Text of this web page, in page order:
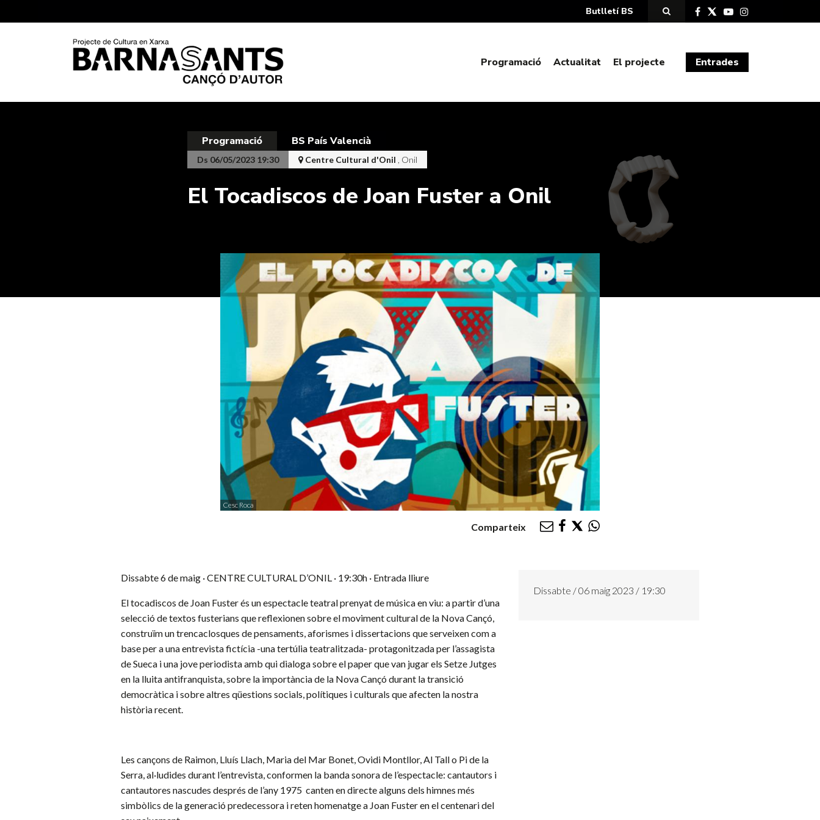
Butlletí BS
Programació Actualitat El projecte Entrades
Programació BS País Valencià
Ds 06/05/2023 19:30 Centre Cultural d'Onil , Onil
El Tocadiscos de Joan Fuster a Onil
Cesc Roca
Comparteix
Dissabte 6 de maig · CENTRE CULTURAL D’ONIL · 19:30h · Entrada lliure
El tocadiscos de Joan Fuster és un espectacle teatral prenyat de música en viu: a partir d’una
selecció de textos fusterians que reflexionen sobre el moviment cultural de la Nova Cançó,
construïm un trencaclosques de pensaments, aforismes i dissertacions que serveixen com a
base per a una entrevista fictícia -una tertúlia teatralitzada- protagonitzada per l’assagista
de Sueca i una jove periodista amb qui dialoga sobre el paper que van jugar els Setze Jutges
en la lluita antifranquista, sobre la importància de la Nova Cançó durant la transició
democràtica i sobre altres qüestions socials, polítiques i culturals que afecten la nostra
història recent.
Les cançons de Raimon, Lluís Llach, Maria del Mar Bonet, Ovidi Montllor, Al Tall o Pi de la
Serra, al·ludides durant l’entrevista, conformen la banda sonora de l’espectacle: cantautors i
cantautores nascudes després de l’any 1975 canten en directe alguns dels himnes més
simbòlics de la generació predecessora i reten homenatge a Joan Fuster en el centenari del
Dissabte / 06 maig 2023 / 19:30